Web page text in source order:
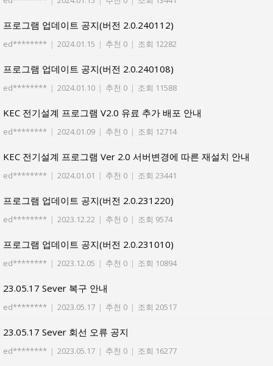
프로그램 업데이트 공지(버전 2.0.240112)
ed******** | 2024.01.15 | 추천 0 | 조회 12282
프로그램 업데이트 공지(버전 2.0.240108)
ed******** | 2024.01.10 | 추천 0 | 조회 11588
KEC 전기설계 프로그램 V2.0 유료 추가 배포 안내
ed******** | 2024.01.09 | 추천 0 | 조회 12714
KEC 전기설계 프로그램 Ver 2.0 서버변경에 따른 재설치 안내
ed******** | 2024.01.01 | 추천 0 | 조회 23441
프로그램 업데이트 공지(버전 2.0.231220)
ed******** | 2023.12.22 | 추천 0 | 조회 9574
프로그램 업데이트 공지(버전 2.0.231010)
ed******** | 2023.12.05 | 추천 0 | 조회 10894
23.05.17 Sever 복구 안내
ed******** | 2023.05.17 | 추천 0 | 조회 20517
23.05.17 Sever 회선 오류 공지
ed******** | 2023.05.17 | 추천 0 | 조회 16277